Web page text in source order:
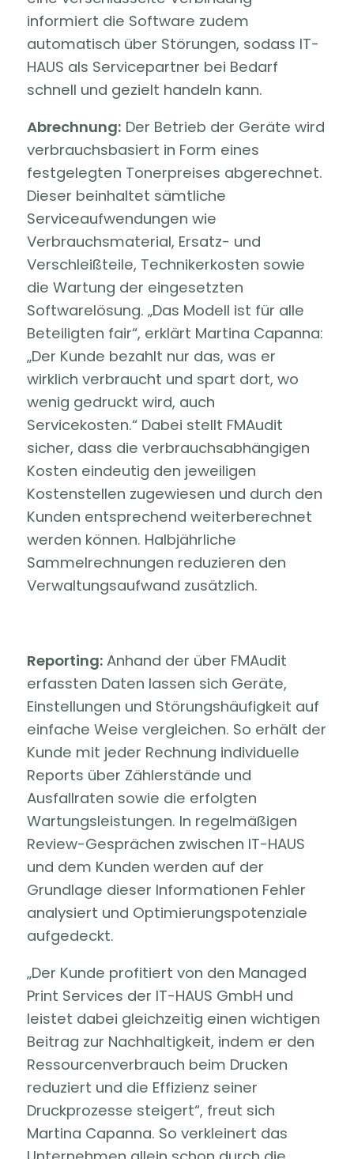
informiert die Software zudem
automatisch über Störungen, sodass IT-
HAUS als Servicepartner bei Bedarf
schnell und gezielt handeln kann.
Abrechnung: Der Betrieb der Geräte wird
verbrauchsbasiert in Form eines
festgelegten Tonerpreises abgerechnet.
Dieser beinhaltet sämtliche
Serviceaufwendungen wie
Verbrauchsmaterial, Ersatz- und
Verschleißteile, Technikerkosten sowie
die Wartung der eingesetzten
Softwarelösung. „Das Modell ist für alle
Beteiligten fair“, erklärt Martina Capanna:
„Der Kunde bezahlt nur das, was er
wirklich verbraucht und spart dort, wo
wenig gedruckt wird, auch
Servicekosten.“ Dabei stellt FMAudit
sicher, dass die verbrauchsabhängigen
Kosten eindeutig den jeweiligen
Kostenstellen zugewiesen und durch den
Kunden entsprechend weiterberechnet
werden können. Halbjährliche
Sammelrechnungen reduzieren den
Verwaltungsaufwand zusätzlich.
Reporting: Anhand der über FMAudit
erfassten Daten lassen sich Geräte,
Einstellungen und Störungshäufigkeit auf
einfache Weise vergleichen. So erhält der
Kunde mit jeder Rechnung individuelle
Reports über Zählerstände und
Ausfallraten sowie die erfolgten
Wartungsleistungen. In regelmäßigen
Review-Gesprächen zwischen IT-HAUS
und dem Kunden werden auf der
Grundlage dieser Informationen Fehler
analysiert und Optimierungspotenziale
aufgedeckt.
„Der Kunde profitiert von den Managed
Print Services der IT-HAUS GmbH und
leistet dabei gleichzeitig einen wichtigen
Beitrag zur Nachhaltigkeit, indem er den
Ressourcenverbrauch beim Drucken
reduziert und die Effizienz seiner
Druckprozesse steigert“, freut sich
Martina Capanna. So verkleinert das